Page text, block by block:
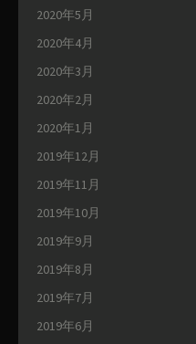
2020年5月
2020年4月
2020年3月
2020年2月
2020年1月
2019年12月
2019年11月
2019年10月
2019年9月
2019年8月
2019年7月
2019年6月